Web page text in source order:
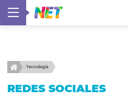
Tecnología
REDES SOCIALES